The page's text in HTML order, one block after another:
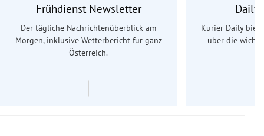
Frühdienst Newsletter
Der tägliche Nachrichtenüberblick am
Morgen, inklusive Wetterbericht für ganz
Österreich.
Daily
Kurier Daily
über die